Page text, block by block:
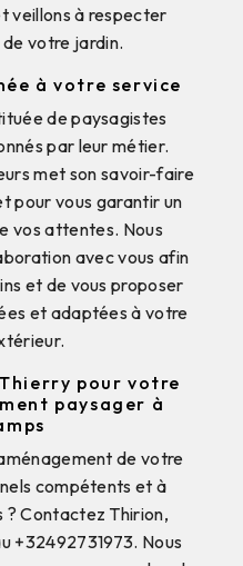
veillons à respecter
votre jardin.
à votre service
de paysagistes
par leur métier.
met son savoir-faire
pour vous garantir un
vos attentes. Nous
avec vous afin
et de vous proposer
et adaptées à votre
pour votre
paysager à
de votre
compétents et à
? Contactez Thirion,
+32492731973. Nous